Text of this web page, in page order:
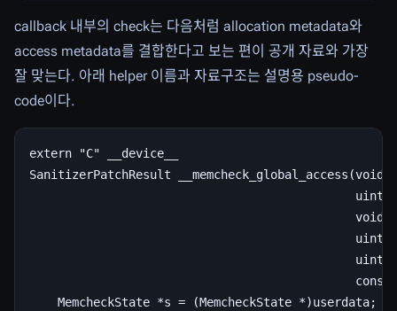
callback 내부의 check는 다음처럼 allocation metadata와
access metadata를 결합한다고 보는 편이 공개 자료와 가장
잘 맞는다. 아래 helper 이름과 자료구조는 설명용 pseudo-
code이다.
extern "C" __device__
SanitizerPatchResult __memcheck_global_access(void
void
const
    MemcheckState *s = (MemcheckState *)userdata;